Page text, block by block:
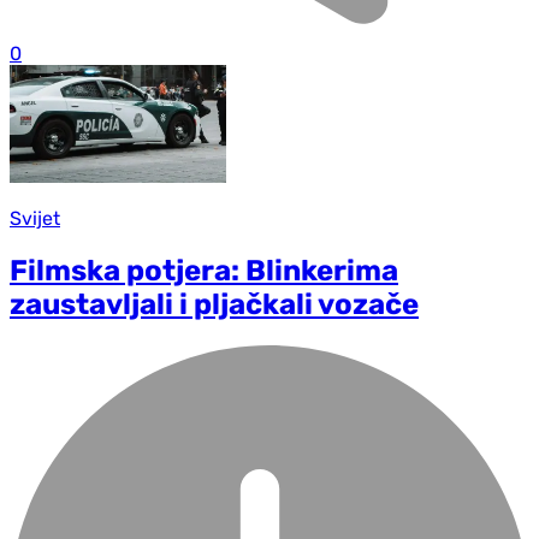
0
Svijet
Filmska potjera: Blinkerima
zaustavljali i pljačkali vozače